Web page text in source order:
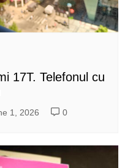
17T. Telefonul cu
1, 2026 0